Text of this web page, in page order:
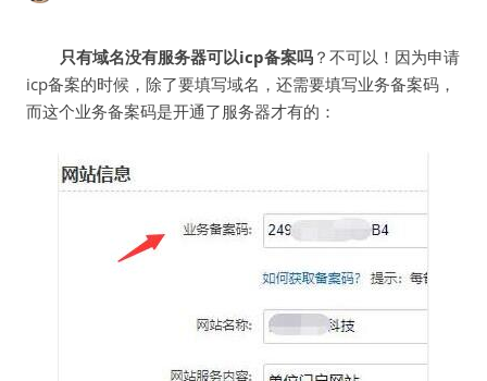
只有域名没有服务器可以icp备案吗？不可以！因为申请
icp备案的时候，除了要填写域名，还需要填写业务备案码，
而这个业务备案码是开通了服务器才有的：